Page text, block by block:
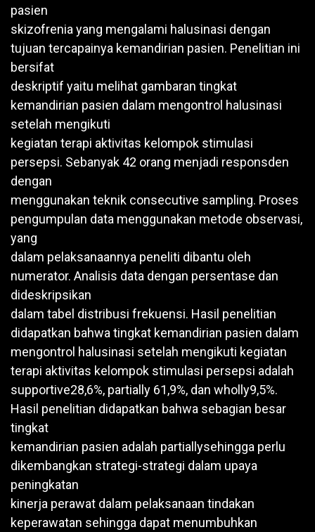
pasien
skizofrenia yang mengalami halusinasi dengan
tujuan tercapainya kemandirian pasien. Penelitian ini
bersifat
deskriptif yaitu melihat gambaran tingkat
kemandirian pasien dalam mengontrol halusinasi
setelah mengikuti
kegiatan terapi aktivitas kelompok stimulasi
persepsi. Sebanyak 42 orang menjadi responsden
dengan
menggunakan teknik consecutive sampling. Proses
pengumpulan data menggunakan metode observasi,
yang
dalam pelaksanaannya peneliti dibantu oleh
numerator. Analisis data dengan persentase dan
dideskripsikan
dalam tabel distribusi frekuensi. Hasil penelitian
didapatkan bahwa tingkat kemandirian pasien dalam
mengontrol halusinasi setelah mengikuti kegiatan
terapi aktivitas kelompok stimulasi persepsi adalah
supportive28,6%, partially 61,9%, dan wholly9,5%.
Hasil penelitian didapatkan bahwa sebagian besar
tingkat
kemandirian pasien adalah partiallysehingga perlu
dikembangkan strategi-strategi dalam upaya
peningkatan
kinerja perawat dalam pelaksanaan tindakan
keperawatan sehingga dapat menumbuhkan